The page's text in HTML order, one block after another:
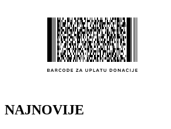
NAJNOVIJE